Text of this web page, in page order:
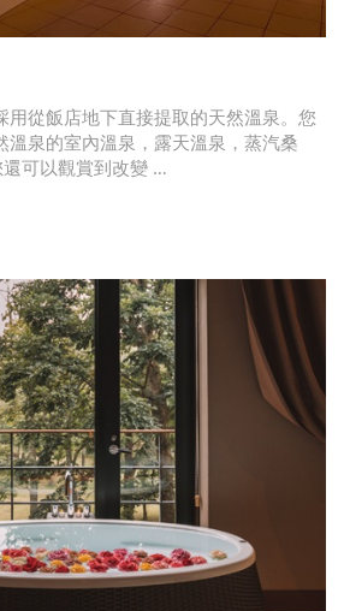
用從飯店地下直接提取的天然溫泉。您
溫泉的室內溫泉，露天溫泉，蒸汽桑
還可以觀賞到改變 …